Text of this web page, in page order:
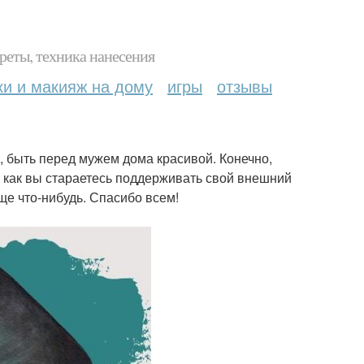
техника нанесения
и макияж на дому игры отзывы
перед мужем дома красивой. Конечно,
вы стараетесь поддерживать свой внешний
что-нибудь. Спасибо всем!